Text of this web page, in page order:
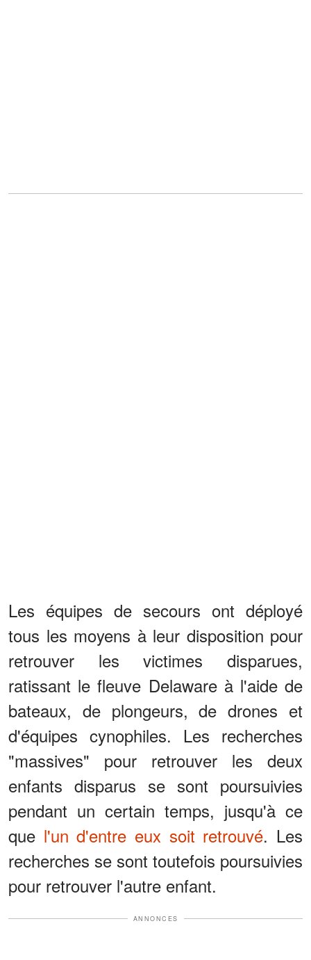
Les équipes de secours ont déployé
tous les moyens à leur disposition pour
retrouver les victimes disparues,
ratissant le fleuve Delaware à l'aide de
bateaux, de plongeurs, de drones et
d'équipes cynophiles. Les recherches
"massives" pour retrouver les deux
enfants disparus se sont poursuivies
pendant un certain temps, jusqu'à ce
que l'un d'entre eux soit retrouvé. Les
recherches se sont toutefois poursuivies
pour retrouver l'autre enfant.
ANNONCES